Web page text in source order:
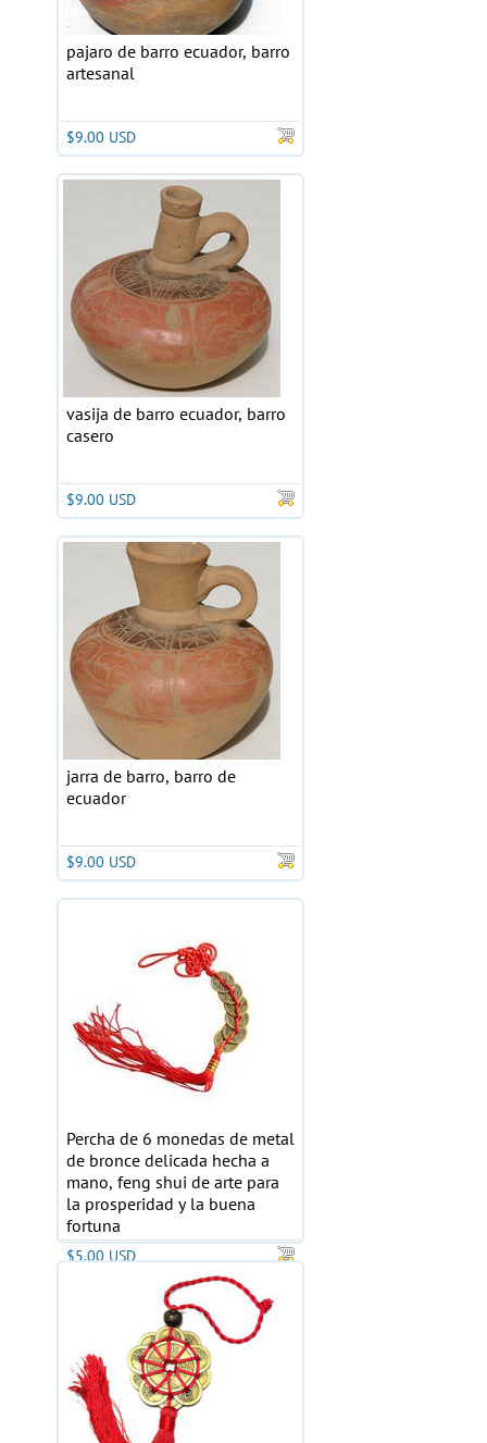
pajaro de barro ecuador, barro
artesanal
$9.00 USD
vasija de barro ecuador, barro
casero
$9.00 USD
jarra de barro, barro de
ecuador
$9.00 USD
Percha de 6 monedas de metal
de bronce delicada hecha a
mano, feng shui de arte para
la prosperidad y la buena
fortuna
$5.00 USD